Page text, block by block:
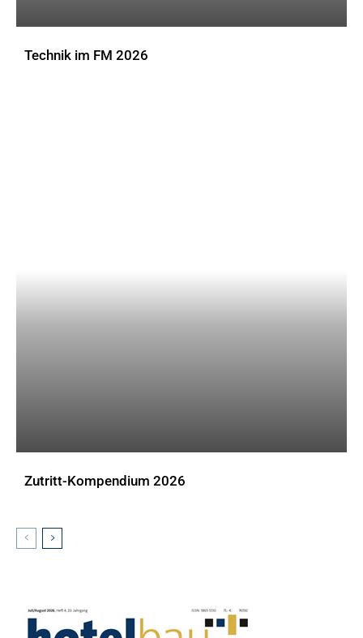
Technik im FM 2026
Zutritt-Kompendium 2026